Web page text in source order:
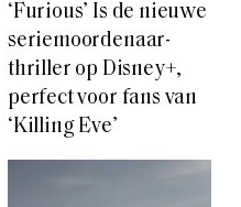
‘Furious’ Is de nieuwe
seriemoordenaar-
thriller op Disney+,
perfect voor fans van
‘Killing Eve’